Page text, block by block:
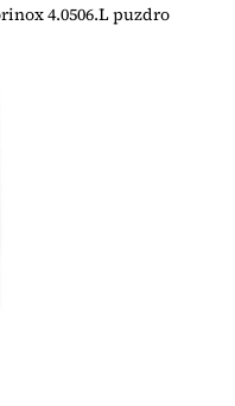
4.0506.L puzdro